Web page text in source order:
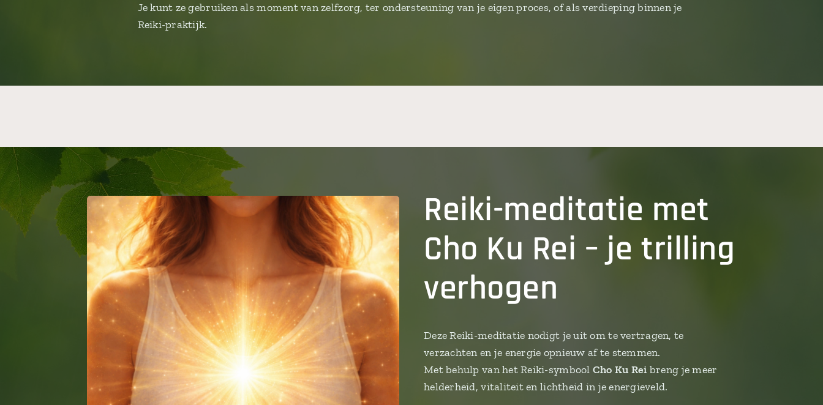
Je kunt ze gebruiken als moment van zelfzorg, ter ondersteuning van je eigen proces, of als verdieping binnen je
Reiki-praktijk.
Reiki-meditatie met
Cho Ku Rei – je trilling
verhogen
Deze Reiki-meditatie nodigt je uit om te vertragen, te
verzachten en je energie opnieuw af te stemmen.
Met behulp van het Reiki-symbool Cho Ku Rei breng je meer
helderheid, vitaliteit en lichtheid in je energieveld.